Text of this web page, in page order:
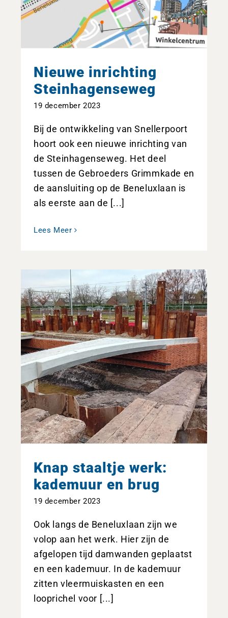
Nieuwe inrichting
Steinhagenseweg
19 december 2023
Bij de ontwikkeling van Snellerpoort
hoort ook een nieuwe inrichting van
de Steinhagenseweg. Het deel
tussen de Gebroeders Grimmkade en
de aansluiting op de Beneluxlaan is
als eerste aan de [...]
Lees Meer
Knap staaltje werk:
kademuur en brug
19 december 2023
Ook langs de Beneluxlaan zijn we
volop aan het werk. Hier zijn de
afgelopen tijd damwanden geplaatst
en een kademuur. In de kademuur
zitten vleermuiskasten en een
looprichel voor [...]